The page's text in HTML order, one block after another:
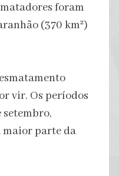
foram
(370 km²)
vir. Os períodos
setembro,
maior parte da